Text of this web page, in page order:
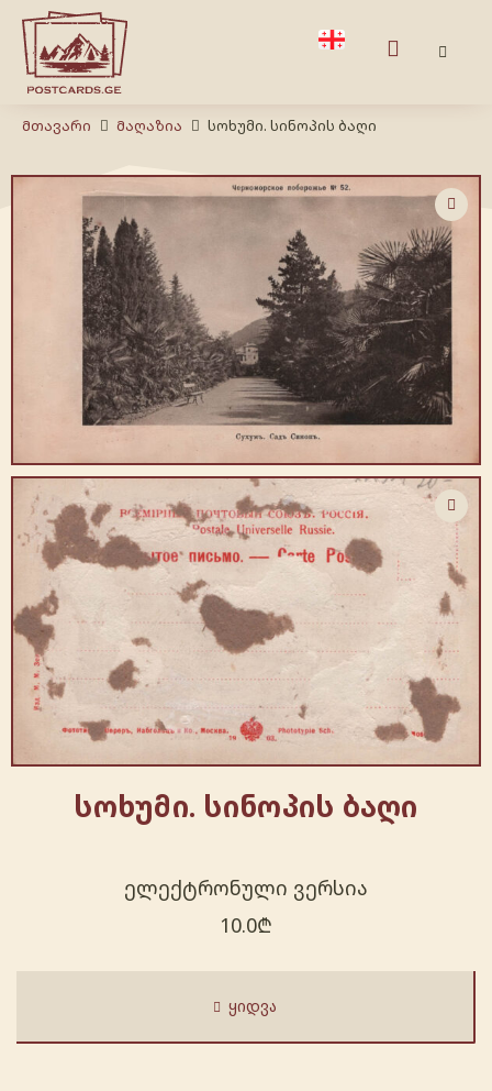
Მთავარი Მაღაზია სოხუმი. სინოპის ბაღი
სოხუმი. სინოპის ბაღი
ელექტრონული ვერსია
10.0₾
ᲧᲘᲓᲕᲐ